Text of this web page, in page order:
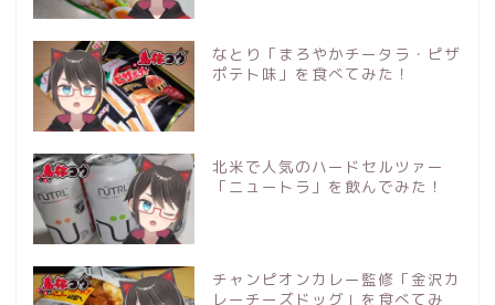
なとり「まろやかチータラ・ピザ
ポテト味」を食べてみた！
北米で人気のハードセルツァー
「ニュートラ」を飲んでみた！
チャンピオンカレー監修「金沢カ
レーチーズドッグ」を食べてみ